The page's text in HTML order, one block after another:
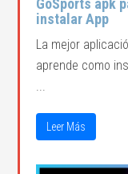
GoSports apk
instalar App
La mejor
aprende como
...
Leer Más